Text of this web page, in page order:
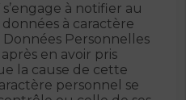
à notifier au
à caractère
Personnelles
en avoir pris
la cause de cette
personnel se